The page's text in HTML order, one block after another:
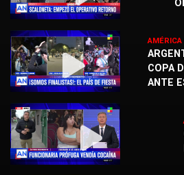
AMÉRICA
COPA
ANTE